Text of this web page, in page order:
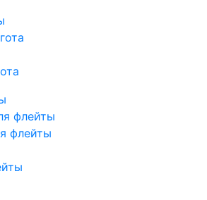
флейты
флейты